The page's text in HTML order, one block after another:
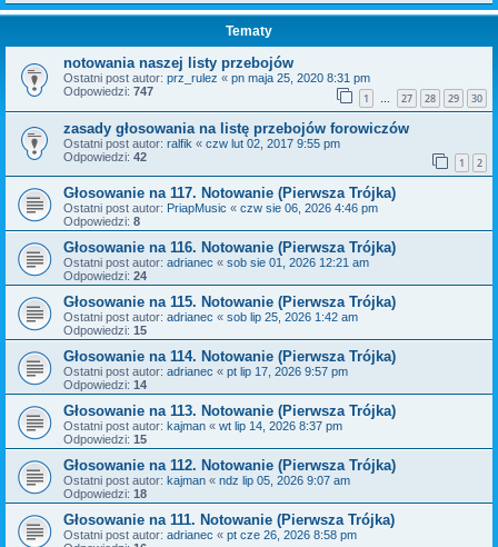
Tematy
notowania naszej listy przebojów
Ostatni post autor: prz_rulez « pn maja 25, 2020 8:31 pm
Odpowiedzi: 747 1 … 27 28 29 30
zasady głosowania na listę przebojów forowiczów
Ostatni post autor: ralfik « czw lut 02, 2017 9:55 pm
Odpowiedzi: 42 1 2
Głosowanie na 117. Notowanie (Pierwsza Trójka)
Ostatni post autor: PriapMusic « czw sie 06, 2026 4:46 pm
Odpowiedzi: 8
Głosowanie na 116. Notowanie (Pierwsza Trójka)
Ostatni post autor: adrianec « sob sie 01, 2026 12:21 am
Odpowiedzi: 24
Głosowanie na 115. Notowanie (Pierwsza Trójka)
Ostatni post autor: adrianec « sob lip 25, 2026 1:42 am
Odpowiedzi: 15
Głosowanie na 114. Notowanie (Pierwsza Trójka)
Ostatni post autor: adrianec « pt lip 17, 2026 9:57 pm
Odpowiedzi: 14
Głosowanie na 113. Notowanie (Pierwsza Trójka)
Ostatni post autor: kajman « wt lip 14, 2026 8:37 pm
Odpowiedzi: 15
Głosowanie na 112. Notowanie (Pierwsza Trójka)
Ostatni post autor: kajman « ndz lip 05, 2026 9:07 am
Odpowiedzi: 18
Głosowanie na 111. Notowanie (Pierwsza Trójka)
Ostatni post autor: adrianec « pt cze 26, 2026 8:58 pm